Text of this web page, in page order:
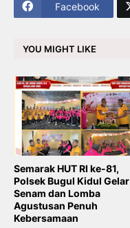
Facebook
YOU MIGHT LIKE
Semarak HUT RI ke-81,
Polsek Bugul Kidul Gelar
Senam dan Lomba
Agustusan Penuh
Kebersamaan